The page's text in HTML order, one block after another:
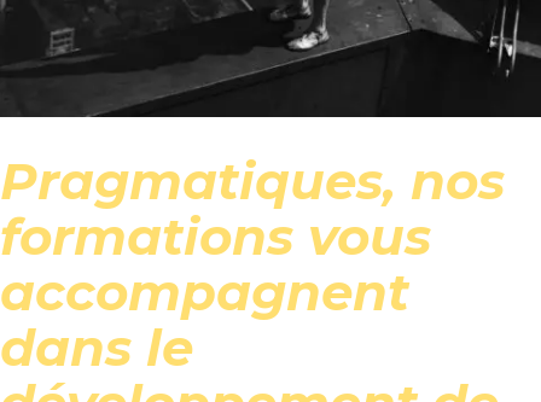
Pragmatiques, nos
formations vous
accompagnent
dans le